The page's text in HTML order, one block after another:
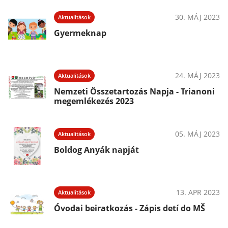
Aktualitások 30. MÁJ 2023
Gyermeknap
Aktualitások 24. MÁJ 2023
Nemzeti Összetartozás Napja - Trianoni
megemlékezés 2023
Aktualitások 05. MÁJ 2023
Boldog Anyák napját
Aktualitások 13. APR 2023
Óvodai beiratkozás - Zápis detí do MŠ